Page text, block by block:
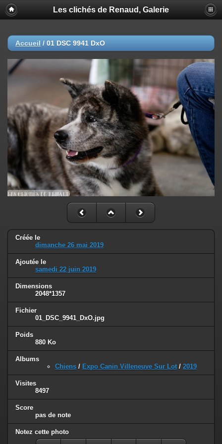
Les clichés de Renaud, Galerie
Accueil / 01 DSC 9941 DxO
Créée le
dimanche 26 mai 2019
Ajoutée le
samedi 22 juin 2019
Dimensions
2048*1357
Fichier
01_DSC_9941_DxO.jpg
Poids
880 Ko
Albums
Chiens / Expo Canin Villeneuve Sur Lot / 2019
Visites
8497
Score
pas de note
Notez cette photo